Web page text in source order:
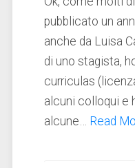
pubblicato un
anche da Luisa
di uno stagista,
curriculas
alcuni colloqui e
alcune… Read